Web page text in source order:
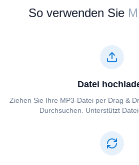
So verwenden Sie
Datei
Ziehen Sie Ihre ⁦⁦MP3⁩⁩-Datei per Drag &
Durchsuchen. Unterstützt